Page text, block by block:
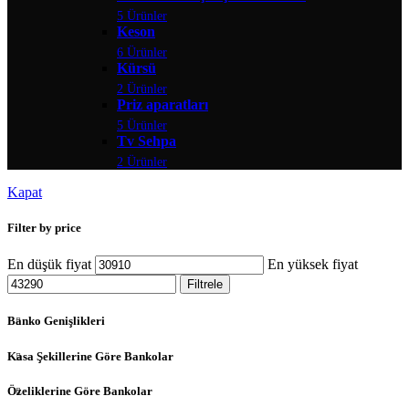
5 Ürünler
Keson
6 Ürünler
Kürsü
2 Ürünler
Priz aparatları
5 Ürünler
Tv Sehpa
2 Ürünler
Kapat
Filter by price
En düşük fiyat En yüksek fiyat
Filtrele
Banko Genişlikleri
Kasa Şekillerine Göre Bankolar
Özeliklerine Göre Bankolar